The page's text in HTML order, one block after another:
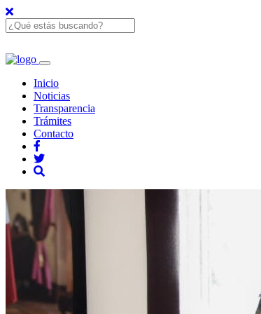
Inicio
Noticias
Transparencia
Trámites
Contacto